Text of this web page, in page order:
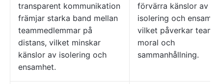
transparent kommunikation
främjar starka band mellan
teammedlemmar på
distans, vilket minskar
känslor av isolering och
ensamhet.
förvärra känslor av
isolering och
vilket påverkar
moral och
sammanhållning.